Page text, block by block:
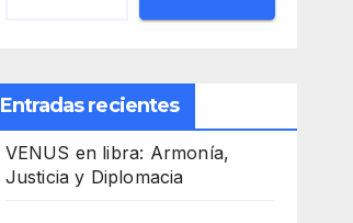
Entradas recientes
VENUS en libra: Armonía,
Justicia y Diplomacia